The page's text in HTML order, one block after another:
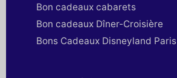
Bon cadeaux cabarets
Bon cadeaux Dîner-Croisière
Bons Cadeaux Disneyland Paris